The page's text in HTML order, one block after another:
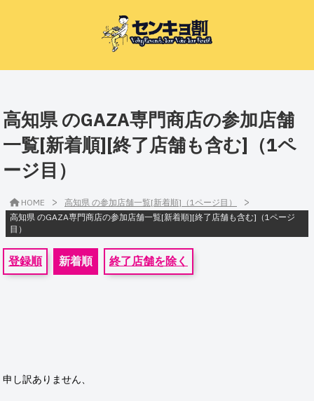
高知県 のGAZA専門商店の参加店舗
一覧[新着順][終了店舗も含む]（1ペ
ージ目）
HOME > 高知県 の参加店舗一覧[新着順]（1ページ目） >
高知県 のGAZA専門商店の参加店舗一覧[新着順][終了店舗も含む]（1ページ
目）
登録順 新着順 終了店舗を除く
申し訳ありません、